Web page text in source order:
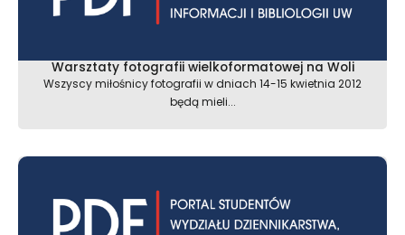
Warsztaty fotografii wielkoformatowej na Woli
Wszyscy miłośnicy fotografii w dniach 14-15 kwietnia 2012
będą mieli...